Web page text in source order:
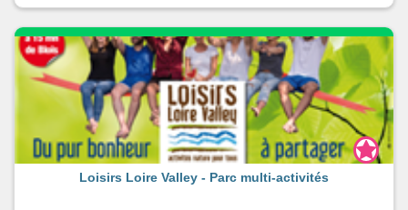
Loisirs Loire Valley - Parc multi-activités